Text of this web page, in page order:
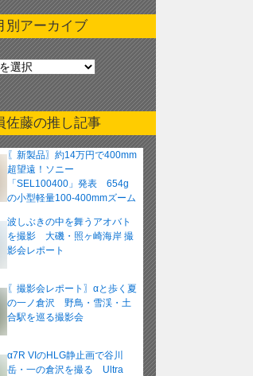
別アーカイブ
佐藤の推し記事
〖新製品〗約14万円で400mm
超望遠！ソニー
「SEL100400」発表 654g
の小型軽量100-400mmズーム
波しぶきの中を舞うアオバト
を撮影 大磯・照ヶ崎海岸 撮
影会レポート
〖撮影会レポート〗αと歩く夏
の一ノ倉沢 野鳥・雪渓・土
合駅を巡る撮影会
α7R VIのHLG静止画で谷川
岳・一の倉沢を撮る Ultra